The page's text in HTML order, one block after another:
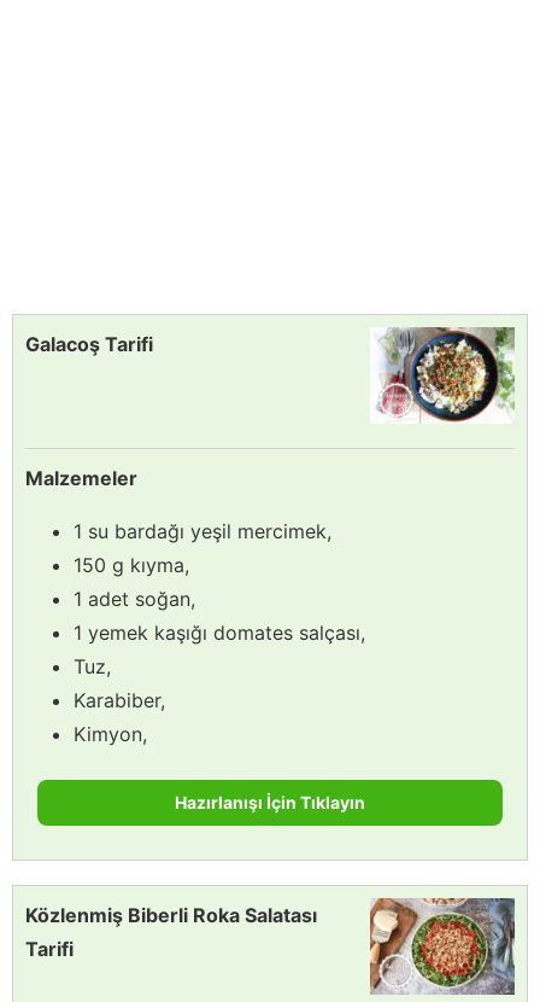
Galacoş Tarifi
Malzemeler
1 su bardağı yeşil mercimek,
150 g kıyma,
1 adet soğan,
1 yemek kaşığı domates salçası,
Tuz,
Karabiber,
Kimyon,
Hazırlanışı İçin Tıklayın
Közlenmiş Biberli Roka Salatası
Tarifi